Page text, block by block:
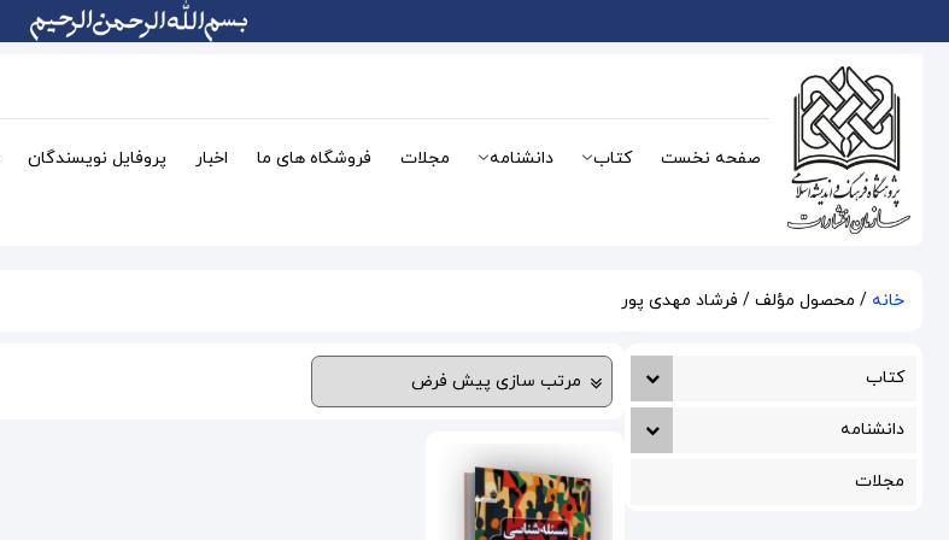
صفحه نخست کتاب دانشنامه مجلات فروشگاه های ما اخبار پروفایل نویسندگان
خانه / محصول مؤلف / فرشاد مهدی پور
کتاب
دانشنامه
مجلات